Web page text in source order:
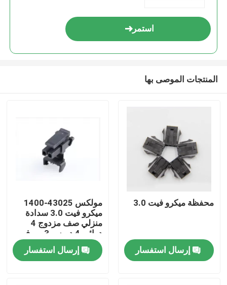
منزل
استمر
المنتجات الموصى بها
محفظة ميكرو فيت 3.0
إرسال استفسار
مولكس 43025-1400
ميكرو فيت 3.0 سدادة
منزلي صف مزدوج 4
دوائر، 4 دبوس 3 مم في
المخزون 43025-1400
إرسال استفسار